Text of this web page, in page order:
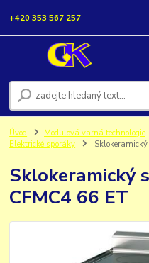
+420 353 567 257
Úvod Modulová varná technologie
Elektrické sporáky
Sklokeramický
CFMC4 66 ET